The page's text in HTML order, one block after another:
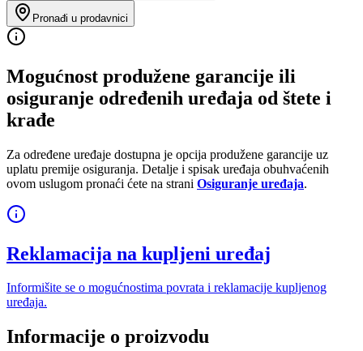
Pronađi u prodavnici
Mogućnost produžene garancije ili
osiguranje određenih uređaja od štete i
krađe
Za određene uređaje dostupna je opcija produžene garancije uz
uplatu premije osiguranja. Detalje i spisak uređaja obuhvaćenih
ovom uslugom pronaći ćete na strani Osiguranje uređaja.
Reklamacija na kupljeni uređaj
Informišite se o mogućnostima povrata i reklamacije kupljenog
uređaja.
Informacije o proizvodu